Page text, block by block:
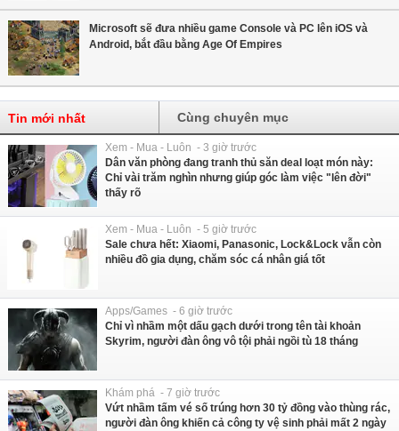
Microsoft sẽ đưa nhiều game Console và PC lên iOS và
Android, bắt đầu bằng Age Of Empires
Tin mới nhất Cùng chuyên mục
Xem - Mua - Luôn - 3 giờ trước
Dân văn phòng đang tranh thủ săn deal loạt món này:
Chỉ vài trăm nghìn nhưng giúp góc làm việc "lên đời"
thấy rõ
Xem - Mua - Luôn - 5 giờ trước
Sale chưa hết: Xiaomi, Panasonic, Lock&Lock vẫn còn
nhiều đồ gia dụng, chăm sóc cá nhân giá tốt
Apps/Games - 6 giờ trước
Chỉ vì nhầm một dấu gạch dưới trong tên tài khoản
Skyrim, người đàn ông vô tội phải ngồi tù 18 tháng
Khám phá - 7 giờ trước
Vứt nhầm tấm vé số trúng hơn 30 tỷ đồng vào thùng rác,
người đàn ông khiến cả công ty vệ sinh phải mất 2 ngày